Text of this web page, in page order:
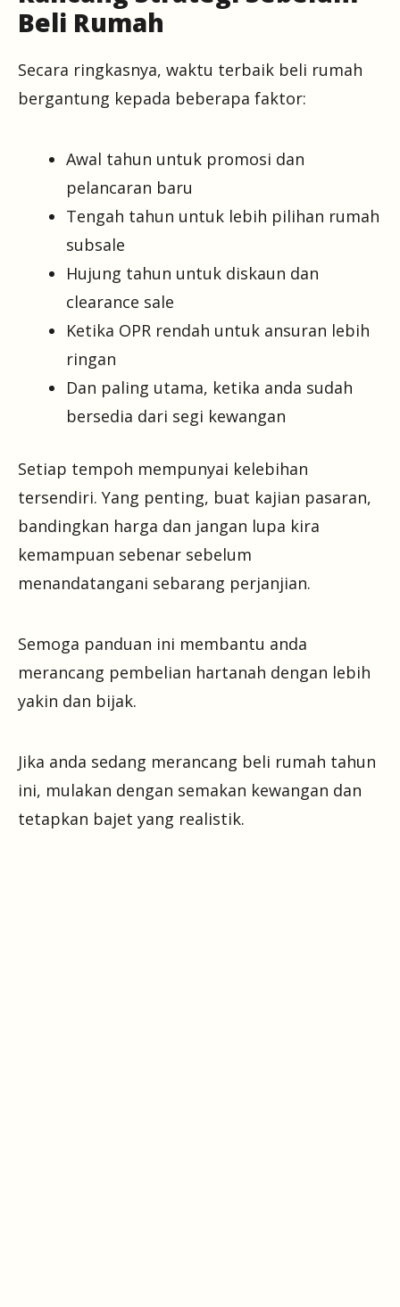
Beli Rumah
Secara ringkasnya, waktu terbaik beli rumah
bergantung kepada beberapa faktor:
Awal tahun untuk promosi dan
pelancaran baru
Tengah tahun untuk lebih pilihan rumah
subsale
Hujung tahun untuk diskaun dan
clearance sale
Ketika OPR rendah untuk ansuran lebih
ringan
Dan paling utama, ketika anda sudah
bersedia dari segi kewangan
Setiap tempoh mempunyai kelebihan
tersendiri. Yang penting, buat kajian pasaran,
bandingkan harga dan jangan lupa kira
kemampuan sebenar sebelum
menandatangani sebarang perjanjian.
Semoga panduan ini membantu anda
merancang pembelian hartanah dengan lebih
yakin dan bijak.
Jika anda sedang merancang beli rumah tahun
ini, mulakan dengan semakan kewangan dan
tetapkan bajet yang realistik.